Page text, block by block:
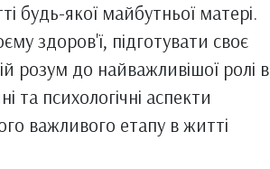
будь-якої майбутньої матері.
здоров'ї, підготувати своє
розум до найважливішої ролі в
та психологічні аспекти
важливого етапу в житті